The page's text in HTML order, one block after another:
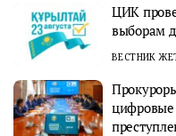
ЦИК
выборам
ВЕСТНИК
цифровые